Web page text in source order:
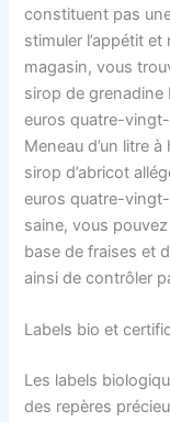
constituent pas
stimuler l’appétit
magasin, vous
sirop de
euros quatre-
Meneau d’un litre
sirop d’abricot
euros quatre-
saine, vous
base de fraises et
ainsi de contrôler
Labels bio et
Les labels
des repères